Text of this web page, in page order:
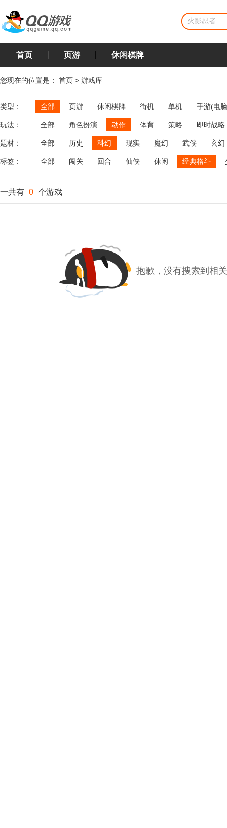
首页 页游 休闲棋牌
您现在的位置是： 首页 > 游戏库
类型： 全部 页游 休闲棋牌 街机 单机 手游(电
玩法： 全部 角色扮演 动作 体育 策略
即时战略
飞行
恋爱 第三人称射击 棋类 牌类 麻将
题材： 全部 历史 科幻 现实 魔幻 武侠 玄幻
标签： 全部 闯关 回合 仙侠 休闲 经典格斗
一共有 0 个游戏
抱歉，没有搜索到相